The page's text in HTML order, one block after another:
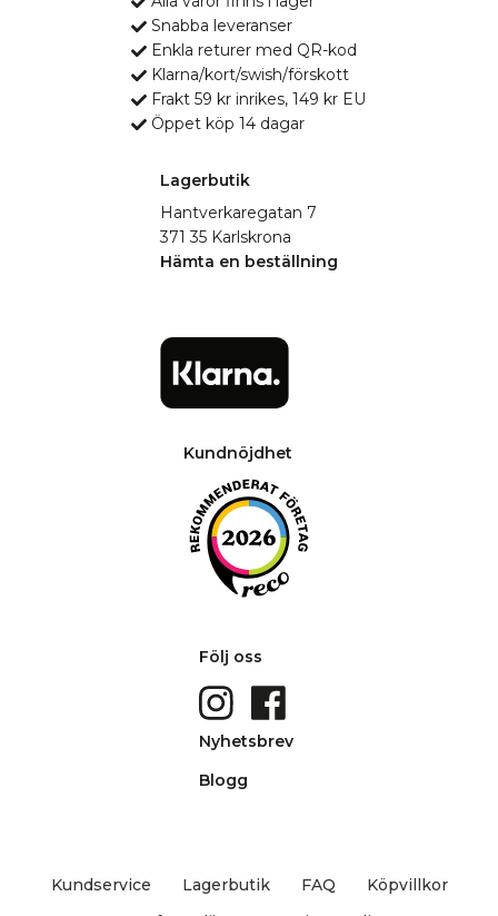
Snabba leveranser
Enkla returer med QR-kod
Klarna/kort/swish/förskott
Frakt 59 kr inrikes, 149 kr EU
Öppet köp 14 dagar
Lagerbutik
Hantverkaregatan 7
371 35 Karlskrona
Hämta en beställning
Kundnöjdhet
Följ oss
Nyhetsbrev
Blogg
Kundservice Lagerbutik FAQ
Köpvillkor